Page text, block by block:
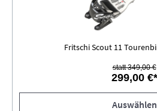
Fritschi Scout 11
statt 349,00 €
299,00 €*
Auswählen